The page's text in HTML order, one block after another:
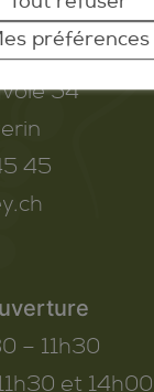
Conthey
54
45
– 11h30
et
préférences